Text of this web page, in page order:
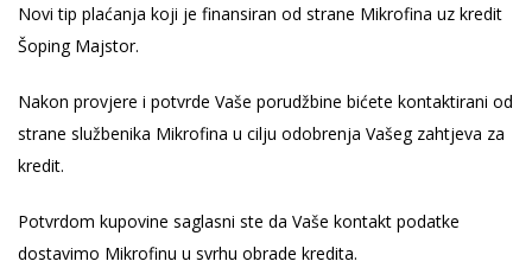
Novi tip plaćanja koji je finansiran od strane Mikrofina uz kredit
Šoping Majstor.
Nakon provjere i potvrde Vaše porudžbine bićete kontaktirani od
strane službenika Mikrofina u cilju odobrenja Vašeg zahtjeva za
kredit.
Potvrdom kupovine saglasni ste da Vaše kontakt podatke
dostavimo Mikrofinu u svrhu obrade kredita.